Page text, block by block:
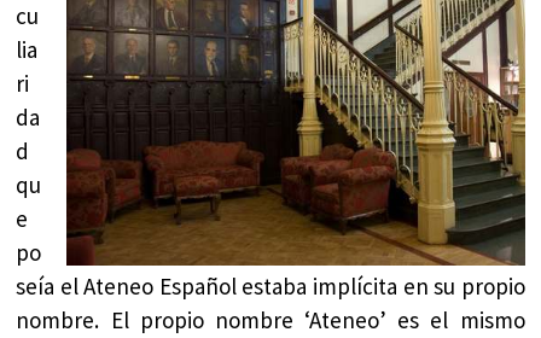
cu
lia
ri
da
d
qu
e
po
seía el Ateneo Español estaba implícita en su propio
nombre. El propio nombre ‘Ateneo’ es el mismo